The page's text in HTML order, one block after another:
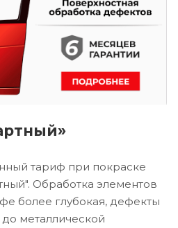
тариф при покраске
Обработка элементов
более глубокая, дефекты
металлической